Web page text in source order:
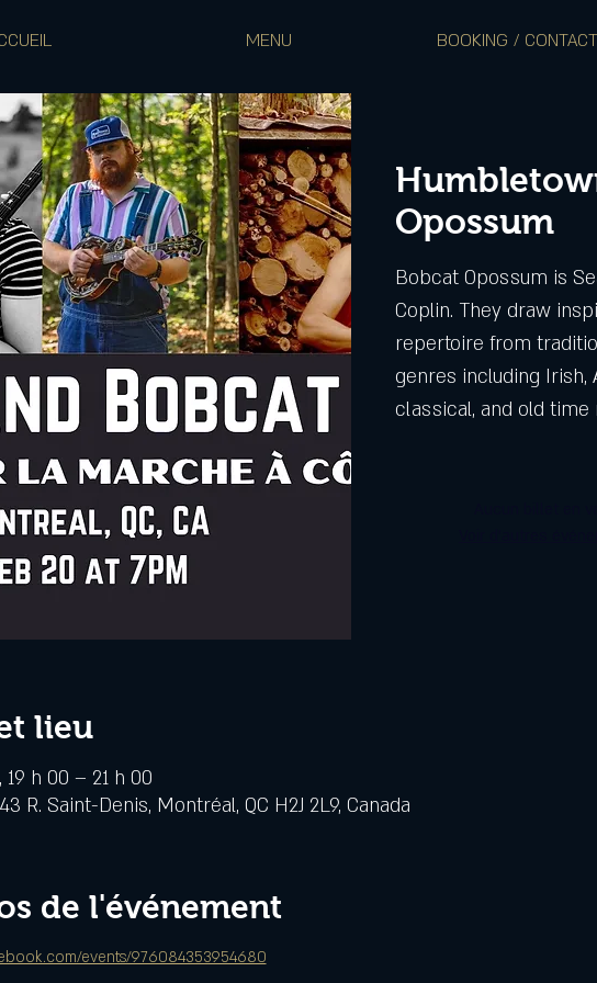
MENU BOOKING / CONTACT
Opossum
Bobcat Opossum is
Coplin. They draw
repertoire from
genres including Irish,
classical, and old time
lieu
19 h 00 – 21 h 00
R. Saint-Denis, Montréal, QC H2J 2L9, Canada
de l'événement
events/976084353954680